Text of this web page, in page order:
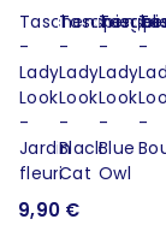
9,90 €